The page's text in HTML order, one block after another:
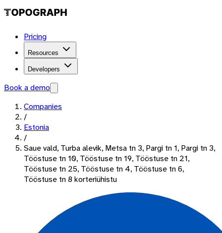
Pricing
Resources
Developers
Book a demo
Companies
/
Estonia
/
Saue vald, Turba alevik, Metsa tn 3, Pargi tn 1, Pargi tn 3,
Tööstuse tn 10, Tööstuse tn 19, Tööstuse tn 21,
Tööstuse tn 25, Tööstuse tn 4, Tööstuse tn 6,
Tööstuse tn 8 korteriühistu